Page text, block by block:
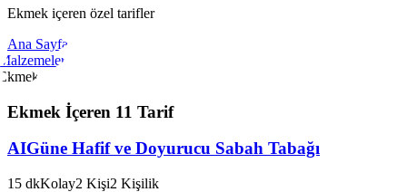
Ekmek içeren özel tarifler
Ana Sayfa
Ekmek İçeren 11 Tarif
AIGüne Hafif ve Doyurucu Sabah Tabağı
15 dkKolay2 Kişi2 Kişilik